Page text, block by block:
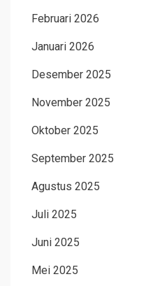
Februari 2026
Januari 2026
Desember 2025
November 2025
Oktober 2025
September 2025
Agustus 2025
Juli 2025
Juni 2025
Mei 2025